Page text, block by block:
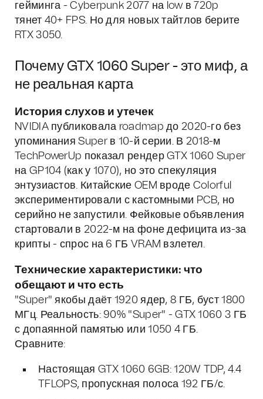
гейминга - Cyberpunk 2077 на low в 720p
тянет 40+ FPS. Но для новых тайтлов берите
RTX 3050.
Почему GTX 1060 Super - это миф, а
не реальная карта
История слухов и утечек
NVIDIA публиковала roadmap до 2020-го без
упоминания Super в 10-й серии. В 2018-м
TechPowerUp показал рендер GTX 1060 Super
на GP104 (как у 1070), но это спекуляция
энтузиастов. Китайские OEM вроде Colorful
экспериментировали с кастомными PCB, но
серийно не запустили. Фейковые объявления
стартовали в 2022-м на фоне дефицита из-за
крипты - спрос на 6 ГБ VRAM взлетел.
Технические характеристики: что
обещают и что есть
"Super" якобы даёт 1920 ядер, 8 ГБ, буст 1800
МГц. Реальность: 90% "Super" - GTX 1060 3 ГБ
с допаянной памятью или 1050 4 ГБ.
Сравните:
Настоящая GTX 1060 6GB: 120W TDP, 4.4
TFLOPS, пропускная полоса 192 ГБ/с.